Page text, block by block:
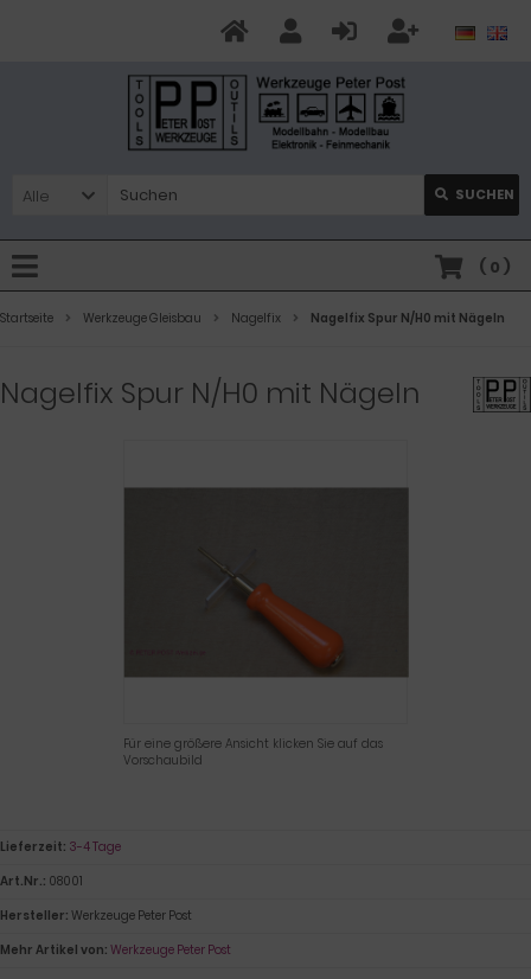
Alle SUCHEN
( 0 )
Startseite Werkzeuge Gleisbau Nagelfix Nagelfix Spur N/H0 mit Nägeln
Nagelfix Spur N/H0 mit Nägeln
Für eine größere Ansicht klicken Sie auf das
Vorschaubild
Lieferzeit: 3-4 Tage
Art.Nr.: 08001
Hersteller: Werkzeuge Peter Post
Mehr Artikel von: Werkzeuge Peter Post